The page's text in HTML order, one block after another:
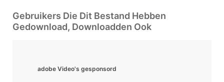
Gebruikers Die Dit Bestand Hebben
Gedownload, Downloadden Ook
adobe Video's gesponsord